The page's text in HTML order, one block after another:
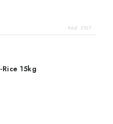
Kód: 5107
Rice 15kg